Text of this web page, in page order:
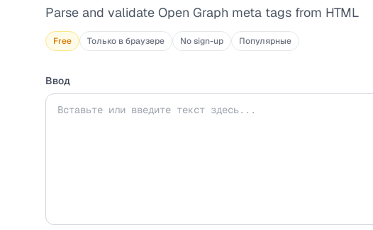
Parse and validate Open Graph meta tags from HTML
Free Только в браузере No sign-up Популярные
Ввод